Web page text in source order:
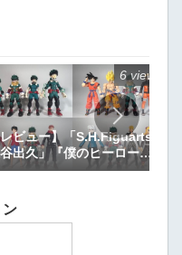
レビュー】「S.H.Figuarts
出久」『僕のヒーローア
ミア』
6 views